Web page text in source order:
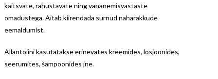
kaitsvate, rahustavate ning vananemisvastaste
omadustega. Aitab kiirendada surnud naharakkude
eemaldumist.
Allantoiini kasutatakse erinevates kreemides, losjoonides,
seerumites, šampoonides jne.